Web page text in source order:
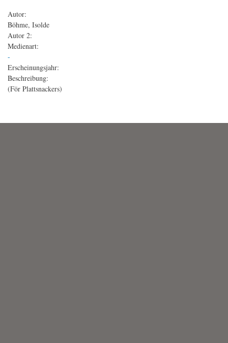
Autor:
Böhme, Isolde
Autor 2:
Medienart:
-
Erscheinungsjahr:
Beschreibung:
(För Plattsnackers)